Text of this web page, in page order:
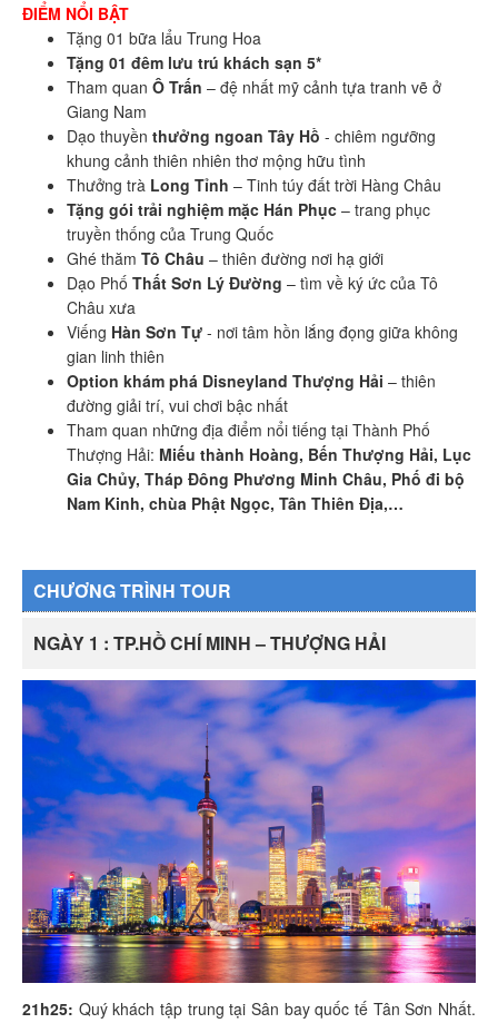
ĐIỂM NỔI BẬT
Tặng 01 bữa lẩu Trung Hoa
Tặng 01 đêm lưu trú khách sạn 5*
Tham quan Ô Trấn – đệ nhất mỹ cảnh tựa tranh vẽ ở
Giang Nam
Dạo thuyền thưởng ngoan Tây Hồ - chiêm ngưỡng
khung cảnh thiên nhiên thơ mộng hữu tình
Thưởng trà Long Tỉnh – Tinh túy đất trời Hàng Châu
Tặng gói trải nghiệm mặc Hán Phục – trang phục
truyền thống của Trung Quốc
Ghé thăm Tô Châu – thiên đường nơi hạ giới
Dạo Phố Thất Sơn Lý Đường – tìm về ký ức của Tô
Châu xưa
Viếng Hàn Sơn Tự - nơi tâm hồn lắng đọng giữa không
gian linh thiên
Option khám phá Disneyland Thượng Hải – thiên
đường giải trí, vui chơi bậc nhất
Tham quan những địa điểm nổi tiếng tại Thành Phố
Thượng Hải: Miếu thành Hoàng, Bến Thượng Hải, Lục
Gia Chủy, Tháp Đông Phương Minh Châu, Phố đi bộ
Nam Kinh, chùa Phật Ngọc, Tân Thiên Địa,…
CHƯƠNG TRÌNH TOUR
NGÀY 1 : TP.HỒ CHÍ MINH – THƯỢNG HẢI
21h25: Quý khách tập trung tại Sân bay quốc tế Tân Sơn Nhất.